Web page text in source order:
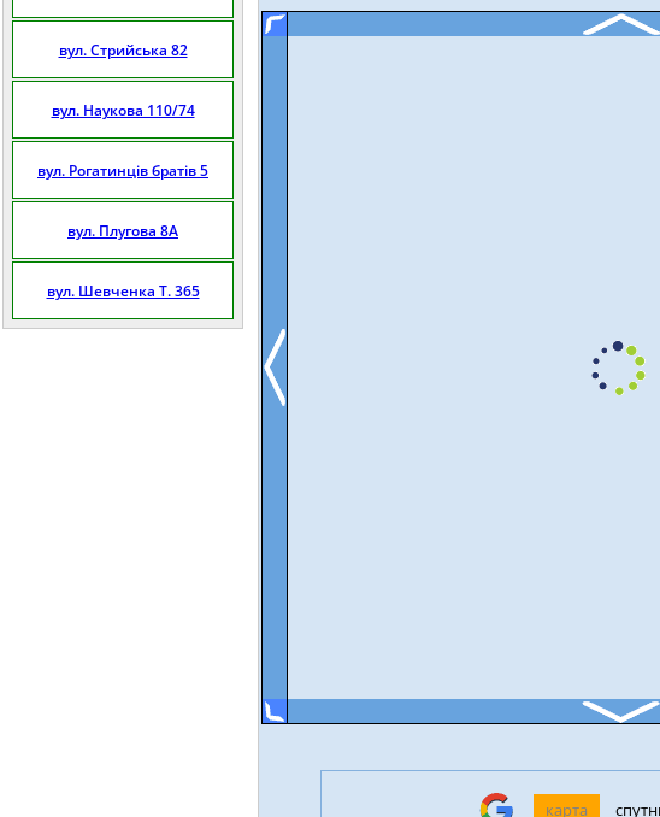
вул. Стрийська 82
вул. Наукова 110/74
вул. Рогатинців братів 5
вул. Плугова 8А
вул. Шевченка Т. 365
карта